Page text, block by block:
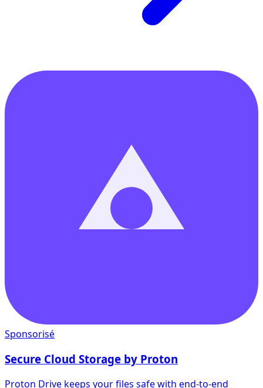
Sponsorisé
Secure Cloud Storage by Proton
Proton Drive keeps your files safe with end-to-end